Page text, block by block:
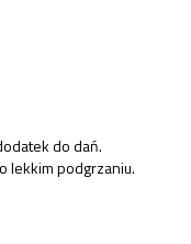
do dań.
lekkim podgrzaniu.